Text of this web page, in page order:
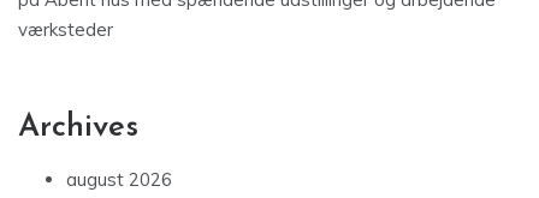
værksteder
Archives
august 2026